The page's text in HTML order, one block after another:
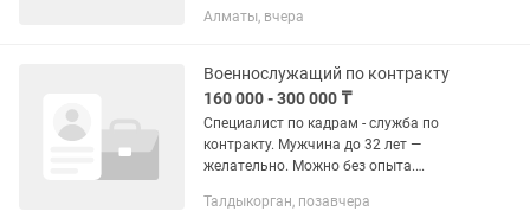
товаров, услуг, работ от поставщиков -
Алматы, вчера
Военнослужащий по контракту
160 000 - 300 000 ₸
Специалист по кадрам - служба по
контракту. Мужчина до 32 лет —
желательно. Можно без опыта.
Назарбаева, 177 Полный рабочий день
Талдыкорган, позавчера